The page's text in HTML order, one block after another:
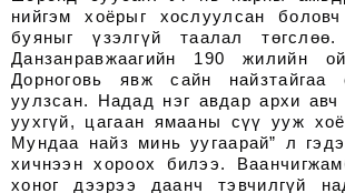
нийгэм хоёрыг хослуулсан
буяныг үзэлгүй таалал
Данзанравжаагийн 190 жилийн
Дорноговь явж сайн найзтайгаа
уулзсан. Надад нэг авдар архи авч
уухгүй, цагаан ямааны сүү ууж
Мундаа найз минь уугаарай” л
хичнээн хороох билээ.
хоног дээрээ даанч тэвчилгүй